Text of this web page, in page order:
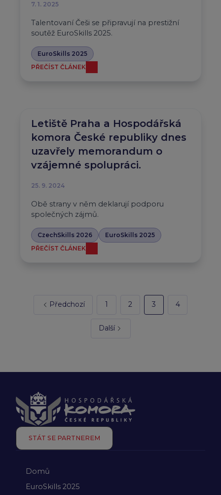
7. 1. 2025
Talentovaní Češi se připravují na prestižní
soutěž EuroSkills 2025.
EuroSkills 2025
PŘEČÍST ČLÁNEK
Letiště Praha a Hospodářská
komora České republiky dnes
uzavřely memorandum o
vzájemné spolupráci.
25. 9. 2024
Obě strany v něm deklarují podporu
společných zájmů.
CzechSkills 2026
EuroSkills 2025
PŘEČÍST ČLÁNEK
Předchozí 1 2 3 4
Další
STÁT SE PARTNEREM
Domů
EuroSkills 2025